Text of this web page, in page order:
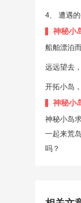
4、 遭遇
神秘小
船舶漂泊
远远望去
开拓小岛
神秘小
神秘小岛
一起来荒
吗？